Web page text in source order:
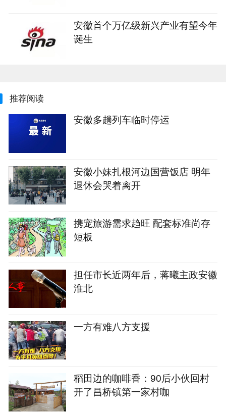
安徽首个万亿级新兴产业有望今年
诞生
推荐阅读
安徽多趟列车临时停运
安徽小妹扎根河边国营饭店 明年
退休会哭着离开
携宠旅游需求趋旺 配套标准尚存
短板
担任市长近两年后，蒋曦主政安徽
淮北
一方有难八方支援
稻田边的咖啡香：90后小伙回村
开了昌桥镇第一家村咖